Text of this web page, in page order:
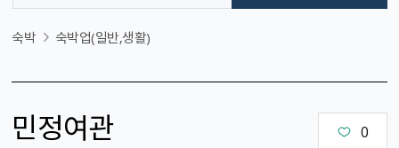
숙박 숙박업(일반,생활)
민정여관 0